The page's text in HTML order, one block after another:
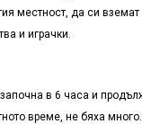
местност, да си
и играчки.
в 6 часа и
време, не бяха